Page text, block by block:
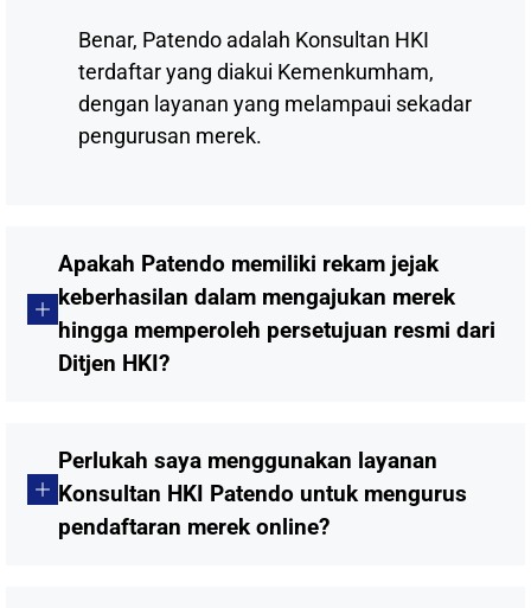
Benar, Patendo adalah Konsultan HKI
terdaftar yang diakui Kemenkumham,
dengan layanan yang melampaui sekadar
pengurusan merek.
Apakah Patendo memiliki rekam jejak
keberhasilan dalam mengajukan merek
hingga memperoleh persetujuan resmi dari
Ditjen HKI?
Perlukah saya menggunakan layanan
Konsultan HKI Patendo untuk mengurus
pendaftaran merek online?